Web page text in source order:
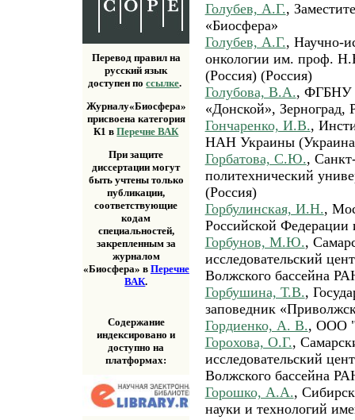
Перевод правил на
русский язык
доступен поссылке.
Журналу«Биосфера»
присвоена категория
К1 вПеречне ВАК
При защите
диссертации могут
быть учтены только
публикации,
соответствующие
кодам
специальностей,
закрепленным за
журналом
«Биосфера» в Перечне
ВАК.
Содержание
индексировано и
доступно на
платформах:
Голубев, А.Г.,
«Биосфера»
Голубев, А.Г., Научно-
онкологии им. проф.
(Россия) (Россия)
Голубова, В.А., ФГБНУ
«Донской», Зерноград,
Гончаренко, И.В.,
НАН Украины
Горбатова, С.Ю.,
политехнический
(Россия)
Горбулинская, И.Н.,
Российской
Горбунов, М.Ю.,
исследовательский
Волжского бассейна
Горбушина, Т.В.,
заповедник
Гордиенко, А. В., ООО
Горохова, О.Г.,
исследовательский
Волжского бассейна
Горошко, А.А.,
науки и технологий